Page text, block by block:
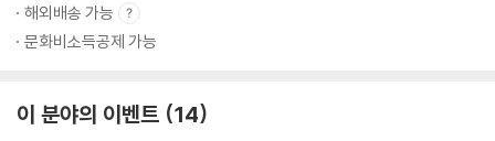
해외배송 가능
문화비소득공제 가능
이 분야의 이벤트 14